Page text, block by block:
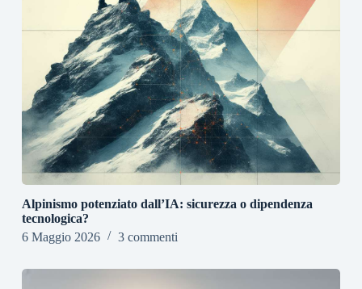
Alpinismo potenziato dall’IA: sicurezza o dipendenza
tecnologica?
6 Maggio 2026
3 commenti